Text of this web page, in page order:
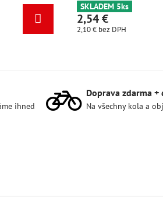
SKLADEM 6+
2,54 €
bez DPH
ihned
Doprava zdarma +
Na všechny kola a